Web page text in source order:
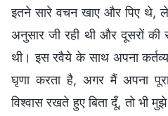
इतने सारे वचन खाए और पिए थे,
अनुसार जी रही थी और दूसरों की
थी। इस रवैये के साथ अपना
घृणा करता है, अगर मैं अपना
विश्वास रखते हुए बिता दूँ, तो भी